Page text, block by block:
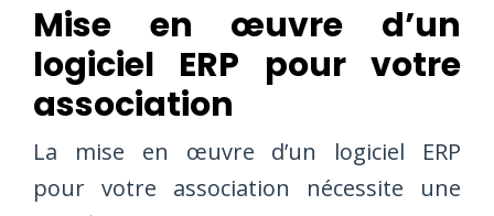
Mise en œuvre d’un
logiciel ERP pour votre
association
La mise en œuvre d’un logiciel ERP
pour votre association nécessite une